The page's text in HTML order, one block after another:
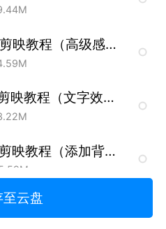
28.第二十八节-剪映教程（高级感片头）.mp4
27.第二十七节-剪映教程（文字效果）.mp4
26.第二十六节-剪映教程（添加背景音乐）.mp4
云盘